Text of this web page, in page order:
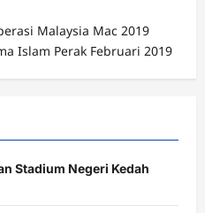
Malaysia Mac 2019
Islam Perak Februari 2019
Stadium Negeri Kedah